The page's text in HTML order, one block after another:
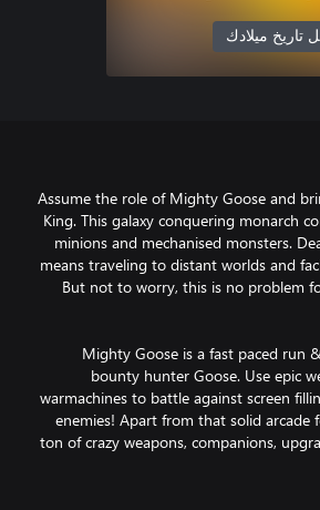
تاريخ ميلادك
Assume the role of Mighty Goose and
King. This galaxy conquering monarch
minions and mechanised monsters.
means traveling to distant worlds and
But not to worry, this is no problem
Mighty Goose is a fast paced run
bounty hunter Goose. Use epic
warmachines to battle against screen
enemies! Apart from that solid arcade
ton of crazy weapons, companions,